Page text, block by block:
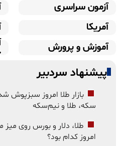
آزمون سراسری
آمریکا
آموزش و پرورش
پیشنهاد سردبیر
بازار طلا امروز سبزپوش
سکه، طلا و نیم‌سکه
طلا، دلار و بورس روی میز
امروز کدام بود؟